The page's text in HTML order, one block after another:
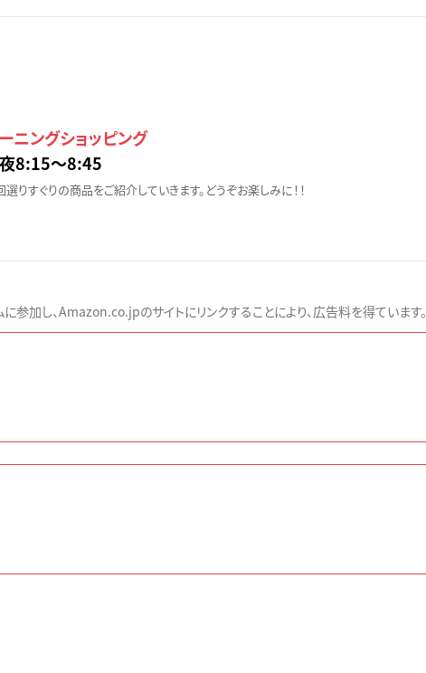
ニングショッピング
8:15〜8:45
選りすぐりの商品をご紹介していきます。どうぞお楽しみに！！
参加し、Amazon.co.jpのサイトにリンクすることにより、広告料を得ています。